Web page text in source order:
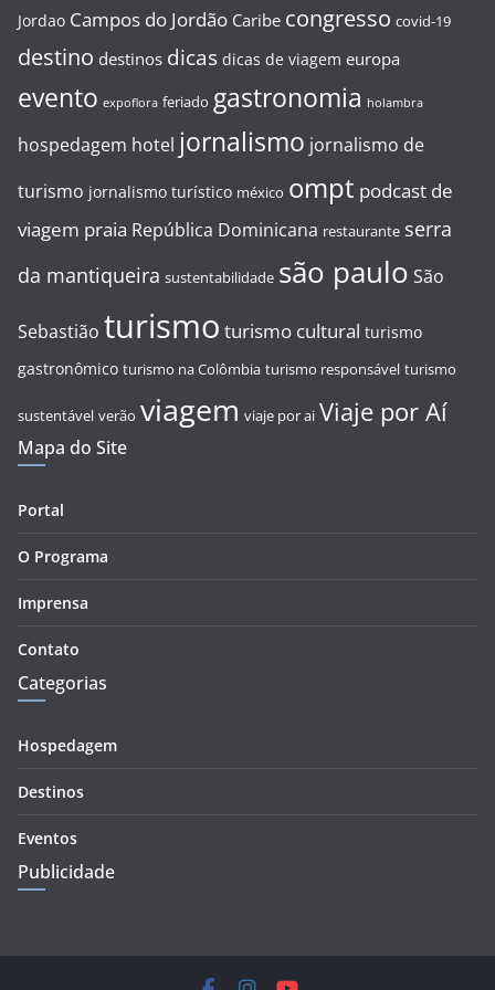
Jordao Campos do Jordão Caribe congresso covid-19
destino destinos dicas dicas de viagem europa
evento expoflora feriado gastronomia holambra
hospedagem hotel jornalismo jornalismo de
turismo jornalismo turístico méxico ompt podcast de
viagem praia República Dominicana restaurante serra
da mantiqueira sustentabilidade são paulo São
Sebastião turismo turismo cultural turismo
gastronômico turismo na Colômbia turismo responsável turismo
sustentável verão viagem viaje por ai Viaje por Aí
Mapa do Site
Portal
O Programa
Imprensa
Contato
Categorias
Hospedagem
Destinos
Eventos
Publicidade